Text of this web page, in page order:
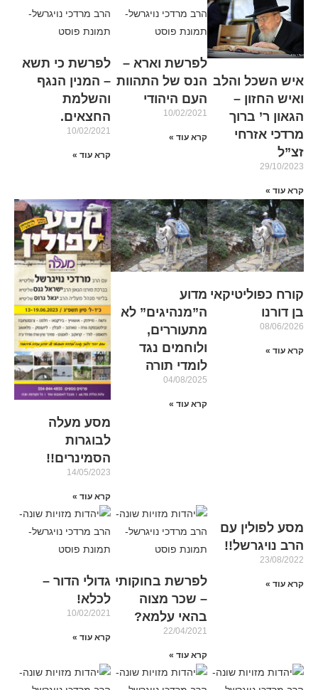
איש השכל והלב
ואיש החזון –
הגאון ר’ ברוך
מרדכי אזרחי
זצ”ל
29/10/2023
קרא עוד »
לפרשת וארא –
הנס של התהוות
העם היהודי
10/02/2021
קרא עוד »
לפרשת כי תשא
– המנין הנגף
והשלמת
החצאים.
10/02/2021
קרא עוד »
קורח כפוליטיקאי
בן דורנו
08/06/2026
קרא עוד »
מדוע
ה”מנהיגים” לא
מתעוררים,
ולוחמים נגד
לומדי תורה
04/08/2025
קרא עוד »
מסע מעלה
לבוגרות
הסמינרים!!
14/05/2023
קרא עוד »
מסע לפולין עם
הרב נויגרשל!!
23/08/2022
קרא עוד »
לפרשת בחוקותי
– שכר מצוה
בהאי עלמא?
22/04/2021
קרא עוד »
גדולי הדור –
לכלא!
10/02/2021
קרא עוד »